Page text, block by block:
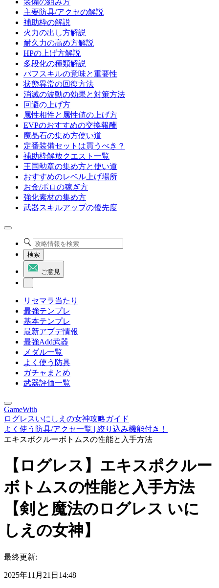
装備の組み方
主要防具/アクセの解説
補助枠の解説
火力の出し方解説
耐久力の高め方解説
HPの上げ方解説
多段化の種類解説
バフスキルの意味と重要性
状態異常の回復方法
消滅の波動の効果と対策方法
回避の上げ方
属性相性と属性値の上げ方
EVPのおすすめの交換報酬
魔晶石の集め方使い道
定番装備セットは買うべき？
補助枠解放クエスト一覧
王国勲章の集め方と使い道
おすすめのレベル上げ場所
お金/ポロの稼ぎ方
強化素材の集め方
武器スキルアップの優先度
検索
ご意見
リセマラ当たり
最強テンプレ
基本テンプレ
最新アプデ情報
最強Add武器
メダル一覧
よく使う防具
ガチャまとめ
武器評価一覧
GameWith
ログレスいにしえの女神攻略ガイド
よく使う防具/アクセ一覧 | 絞り込み機能付き！
エキスポクルーボトムスの性能と入手方法
【ログレス】エキスポクルー
ボトムスの性能と入手方法
【剣と魔法のログレス いに
しえの女神】
最終更新:
2025年11月21日14:48